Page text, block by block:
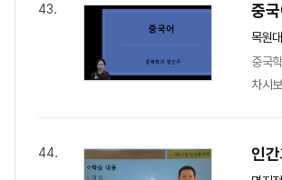
43. 중
목원
중국
차시
44. 인